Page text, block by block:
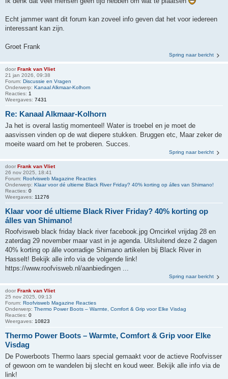
Echt jammer want dit forum kan zoveel info geven dat het voor iedereen
interessant kan zijn.
Groet Frank
Spring naar bericht
door Frank van Vliet
21 jan 2026, 09:38
Forum: Discussie en Vragen
Onderwerp: Kanaal Alkmaar-Kolhorn
Reacties: 1
Weergaves: 7431
Re: Kanaal Alkmaar-Kolhorn
Ja het is overal lastig momenteel! Water is troebel en je moet de
aasvissen vinden op de wat diepere stukken. Bruggen etc, Maar zeker de
moeite waard om het te proberen. Succes.
Spring naar bericht
door Frank van Vliet
26 nov 2025, 18:41
Forum: Roofvisweb Magazine Reacties
Onderwerp: Klaar voor dé ultieme Black River Friday? 40% korting op álles van Shimano!
Reacties: 0
Weergaves: 11276
Klaar voor dé ultieme Black River Friday? 40% korting op
álles van Shimano!
Roofvisweb black friday black river facebook.jpg Omcirkel vrijdag 28 en
zaterdag 29 november maar vast in je agenda. Uitsluitend deze 2 dagen
40% korting op álle voorradige Shimano artikelen bij Black River in
Hasselt! Bekijk alle info via de volgende link!
https://www.roofvisweb.nl/aanbiedingen ...
Spring naar bericht
door Frank van Vliet
25 nov 2025, 09:13
Forum: Roofvisweb Magazine Reacties
Onderwerp: Thermo Power Boots – Warmte, Comfort & Grip voor Elke Visdag
Reacties: 0
Weergaves: 10823
Thermo Power Boots – Warmte, Comfort & Grip voor Elke
Visdag
De Powerboots Thermo laars special gemaakt voor de actieve Roofvisser
of gewoon om te wandelen bij slecht en koud weer. Bekijk alle info via de
link!